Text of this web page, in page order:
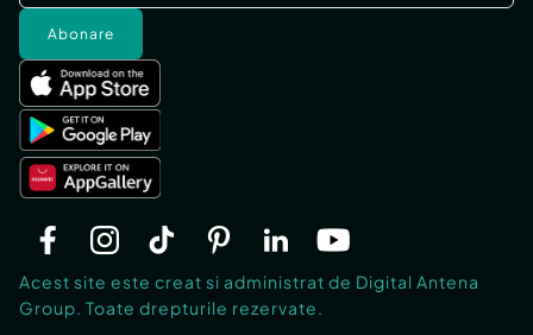
Abonare
Acest site este creat si administrat de Digital Antena
Group. Toate drepturile rezervate.